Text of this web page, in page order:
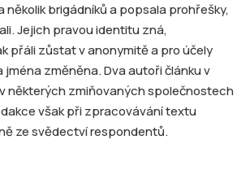
několik brigádníků a popsala prohřešky,
Jejich pravou identitu zná,
přáli zůstat v anonymitě a pro účely
změněna. Dva autoři článku v
některých zmiňovaných společnostech
však při zpracovávání textu
ze svědectví respondentů.